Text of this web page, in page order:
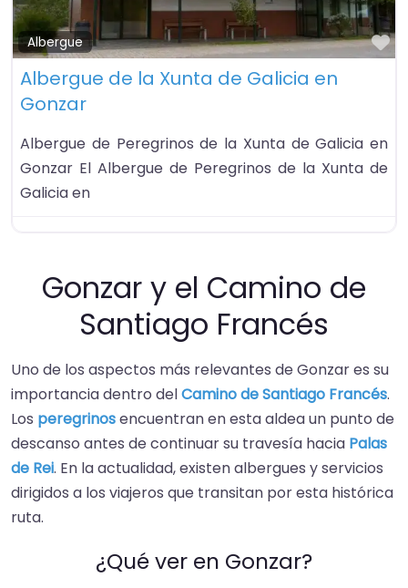
Albergue
Albergue de la Xunta de Galicia en
Gonzar
Albergue de Peregrinos de la Xunta de Galicia en
Gonzar El Albergue de Peregrinos de la Xunta de
Galicia en
Gonzar y el Camino de
Santiago Francés
Uno de los aspectos más relevantes de Gonzar es su
importancia dentro delCamino de Santiago Francés.
Los peregrinosencuentran en esta aldea un punto de
descanso antes de continuar su travesía hacia Palas
de Rei. En la actualidad, existen albergues y servicios
dirigidos a los viajeros que transitan por esta histórica
ruta.
¿Qué ver en Gonzar?